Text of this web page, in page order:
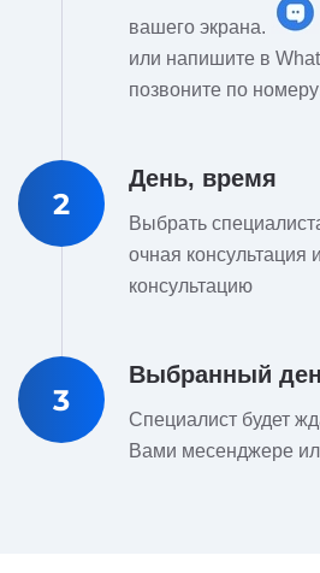
вашего экрана.
или напишите в
позвоните по
2
День, время
Выбрать
очная консультация
консультацию
3
Выбранный
Специалист будет
Вами месенджере